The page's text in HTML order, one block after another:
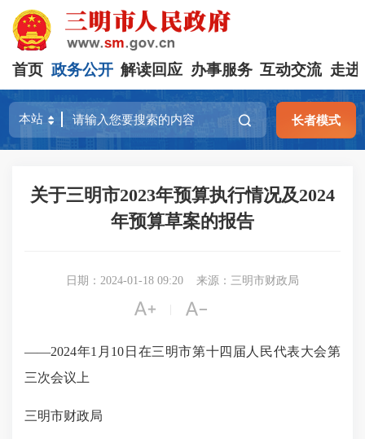
首页 政务公开 解读回应 办事服务 互动交流 走进
长者模式
关于三明市2023年预算执行情况及2024
年预算草案的报告
日期：2024-01-18 09:20 来源：三明市财政局
 
——2024年1月10日在三明市第十四届人民代表大会第
三次会议上
三明市财政局